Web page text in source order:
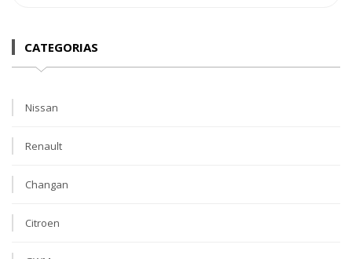
CATEGORIAS
Nissan
Renault
Changan
Citroen